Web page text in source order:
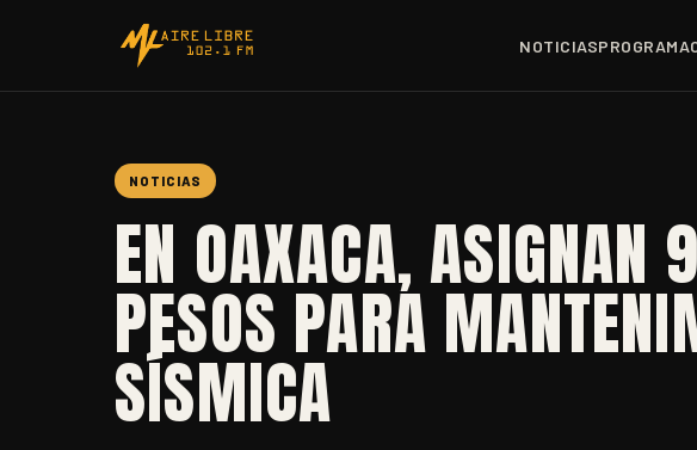
NOTICIAS
NOTICIAS
EN OAXACA, ASIGNAN
PESOS PARA
SÍSMICA